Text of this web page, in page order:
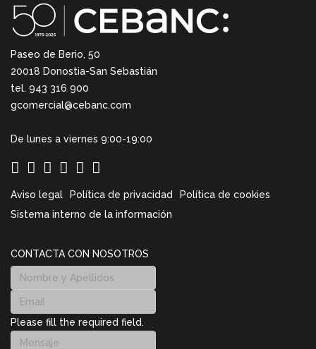
Paseo de Berio, 50
20018 Donostia-San Sebastián
tel. 943 316 900
gcomercial@cebanc.com
De lunes a viernes 9:00-19:00
Aviso legal Política de privacidad
Política de cookies
Sistema interno de la información
CONTACTA CON NOSOTROS
Please fill the required field.